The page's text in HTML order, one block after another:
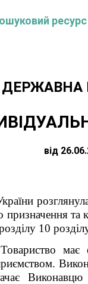
ресурс
ДЕРЖАВНА
від
призначеннята
10
має